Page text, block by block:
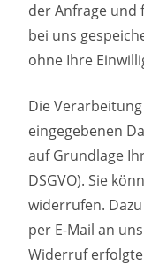
der Anfrage und
bei uns
ohne Ihre
Die
eingegebenen
auf Grundlage
DSGVO). Sie
widerrufen.
per E-Mail an
Widerruf